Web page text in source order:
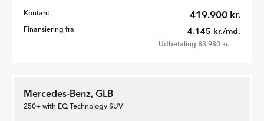
Kontant 419.900 kr.
Finansiering fra 4.145 kr./md.
Udbetaling 83.980 kr.
Mercedes-Benz, GLB
250+ with EQ Technology SUV